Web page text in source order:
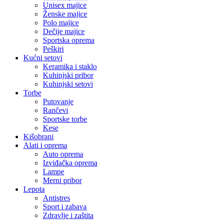
Unisex majice
Ženske majice
Polo majice
Dečije majice
Sportska oprema
Peškiri
Kućni setovi
Keramika i staklo
Kuhinjski pribor
Kuhinjski setovi
Torbe
Putovanje
Rančevi
Sportske torbe
Kese
Kišobrani
Alati i oprema
Auto oprema
Izviđačka oprema
Lampe
Merni pribor
Lepota
Antistres
Sport i zabava
Zdravlje i zaštita